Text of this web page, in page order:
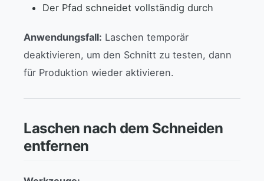
Der Pfad schneidet vollständig durch
Anwendungsfall: Laschen temporär
deaktivieren, um den Schnitt zu testen, dann
für Produktion wieder aktivieren.
Laschen nach dem Schneiden
entfernen